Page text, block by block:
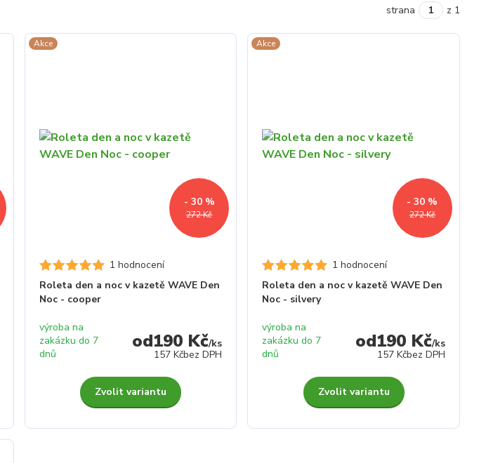
strana z 1
Akce
272 Kč
- 30 %
1 hodnocení
Roleta den a noc v kazetě WAVE Den
Noc - cooper
190 Kč/ks
157 Kčbez DPH
výroba na
zakázku do 7
dnů
Zvolit variantu
Akce
272 Kč
- 30 %
1 hodnocení
Roleta den a noc v kazetě WAVE Den
Noc - silvery
190 Kč/ks
157 Kčbez DPH
výroba na
zakázku do 7
dnů
Zvolit variantu